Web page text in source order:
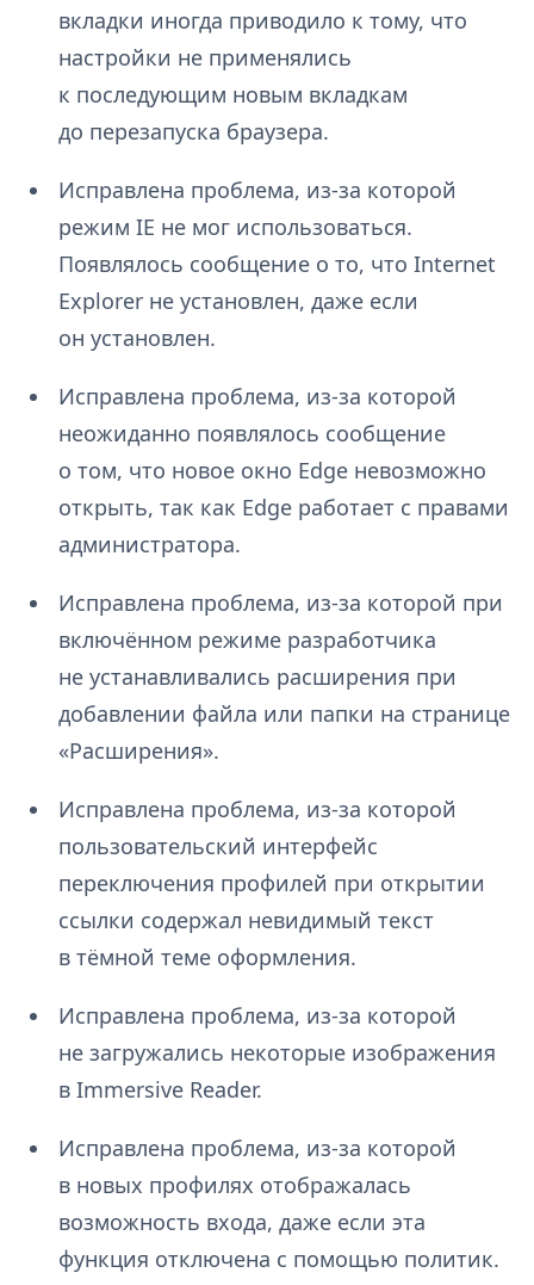
вкладки иногда приводило к тому, что
настройки не применялись
к последующим новым вкладкам
до перезапуска браузера.
Исправлена проблема, из-за которой
режим IE не мог использоваться.
Появлялось сообщение о то, что Internet
Explorer не установлен, даже если
он установлен.
Исправлена проблема, из-за которой
неожиданно появлялось сообщение
о том, что новое окно Edge невозможно
открыть, так как Edge работает с правами
администратора.
Исправлена проблема, из-за которой при
включённом режиме разработчика
не устанавливались расширения при
добавлении файла или папки на странице
«Расширения».
Исправлена проблема, из-за которой
пользовательский интерфейс
переключения профилей при открытии
ссылки содержал невидимый текст
в тёмной теме оформления.
Исправлена проблема, из-за которой
не загружались некоторые изображения
в Immersive Reader.
Исправлена проблема, из-за которой
в новых профилях отображалась
возможность входа, даже если эта
функция отключена с помощью политик.